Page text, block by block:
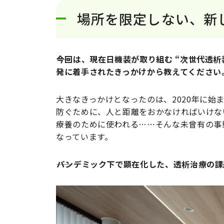
場所を限定しない、
――今回は、現在日機装が取り組む “次世代
発に着手されたきっかけから教えてくださ
大きなきっかけとなったのは、2020年に始
防ぐために、人と距離をおかなければいけ
療養のために使われる……そんな未曾有の事
なっています。
――パンデミック下で顕在化した、透析治療